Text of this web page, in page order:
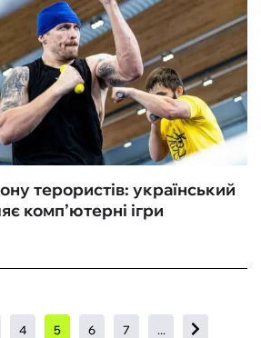
терористів: український
комп’ютерні ігри
4 5 6 7 ...